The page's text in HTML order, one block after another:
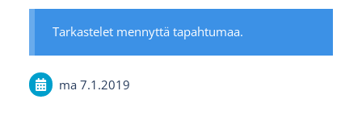
Tarkastelet mennyttä tapahtumaa.
ma 7.1.2019